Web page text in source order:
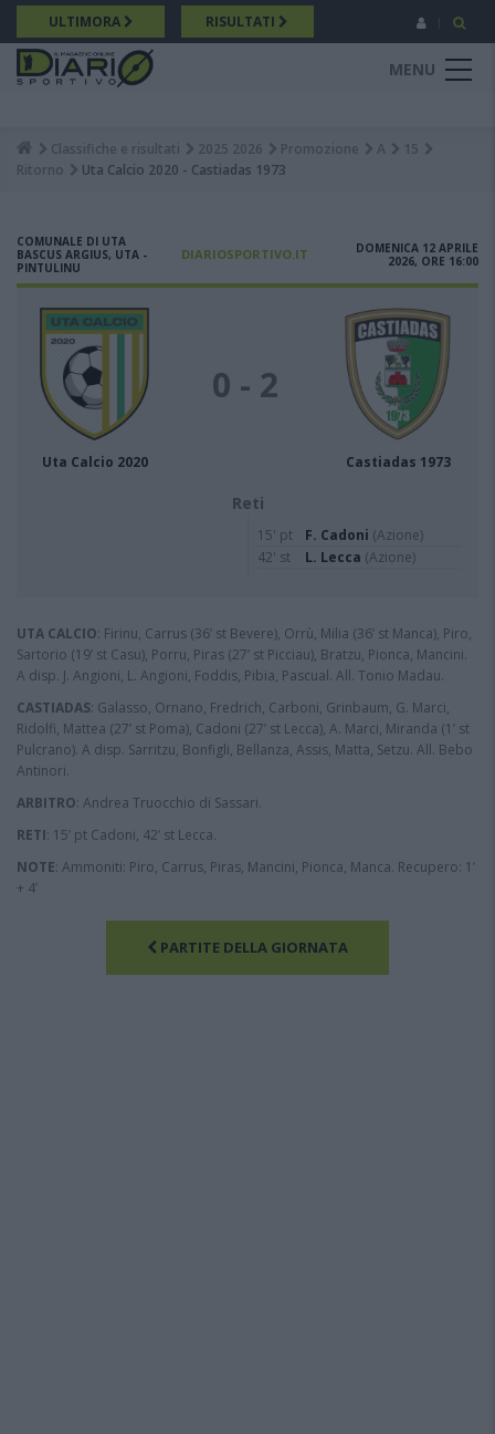
Salta
al
contenuto
principale
ULTIMORA RISULTATI
MENU
Breadcrumb
Classifiche e risultati 2025 2026 Promozione A
15
Ritorno
Uta Calcio 2020 - Castiadas 1973
COMUNALE DI UTA
BASCUS ARGIUS, UTA -
PINTULINU
DIARIOSPORTIVO.IT
DOMENICA 12 APRILE
2026, ORE 16:00
Uta Calcio 2020
0 - 2
Castiadas 1973
Reti
15' pt F. Cadoni (Azione)
42' st
L. Lecca (Azione)
UTA CALCIO: Firinu, Carrus (36’ st Bevere), Orrù, Milia (36’ st Manca), Piro,
Sartorio (19’ st Casu), Porru, Piras (27’ st Picciau), Bratzu, Pionca, Mancini.
A disp. J. Angioni, L. Angioni, Foddis, Pibia, Pascual. All. Tonio Madau.
CASTIADAS: Galasso, Ornano, Fredrich, Carboni, Grinbaum, G. Marci,
Ridolfi, Mattea (27’ st Poma), Cadoni (27’ st Lecca), A. Marci, Miranda (1’ st
Pulcrano). A disp. Sarritzu, Bonfigli, Bellanza, Assis, Matta, Setzu. All. Bebo
Antinori.
ARBITRO: Andrea Truocchio di Sassari.
RETI: 15’ pt Cadoni, 42’ st Lecca.
NOTE: Ammoniti: Piro, Carrus, Piras, Mancini, Pionca, Manca. Recupero: 1’
+ 4’
PARTITE DELLA GIORNATA